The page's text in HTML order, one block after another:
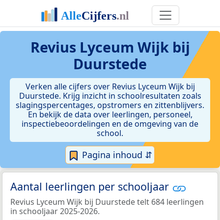
Revius Lyceum Wijk bij
Duurstede
Verken alle cijfers over Revius Lyceum Wijk bij
Duurstede. Krijg inzicht in schoolresultaten zoals
slagingspercentages, opstromers en zittenblijvers.
En bekijk de data over leerlingen, personeel,
inspectiebeoordelingen en de omgeving van de
school.
Pagina inhoud ⇵
Aantal leerlingen per schooljaar
Revius Lyceum Wijk bij Duurstede telt 684 leerlingen
in schooljaar 2025-2026.